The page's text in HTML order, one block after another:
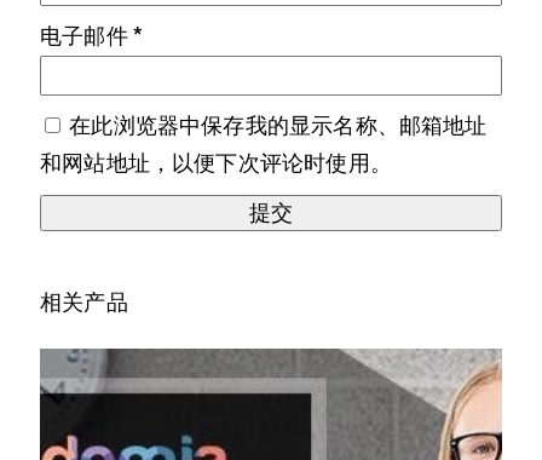
电子邮件*
在此浏览器中保存我的显示名称、邮箱地址
和网站地址，以便下次评论时使用。
相关产品